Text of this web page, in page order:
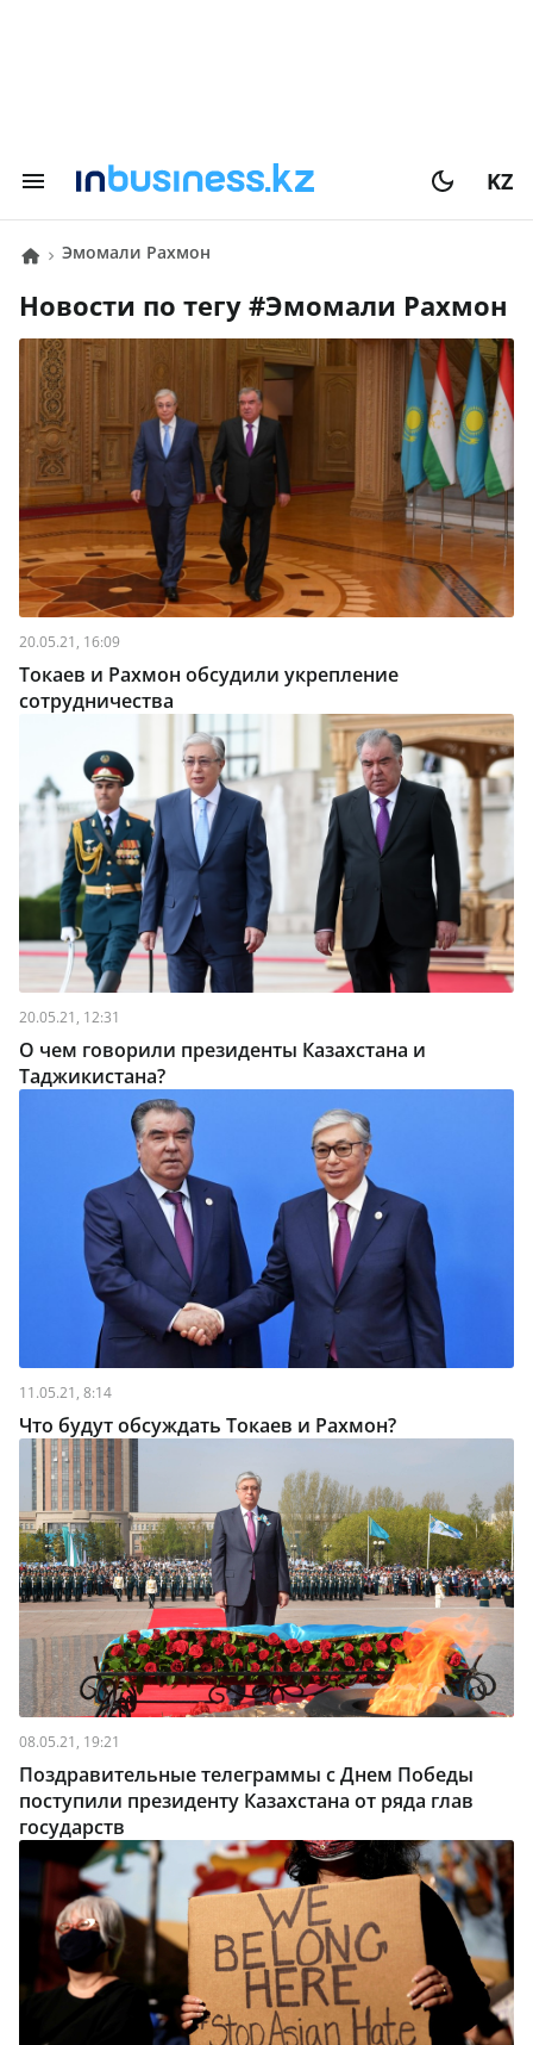
KZ
Эмомали Рахмон
Новости по тегу # Эмомали Рахмон
20.05.21, 16:09
Токаев и Рахмон обсудили укрепление
сотрудничества
20.05.21, 12:31
О чем говорили президенты Казахстана и
Таджикистана?
11.05.21, 8:14
Что будут обсуждать Токаев и Рахмон?
08.05.21, 19:21
Поздравительные телеграммы с Днем Победы
поступили президенту Казахстана от ряда глав
государств